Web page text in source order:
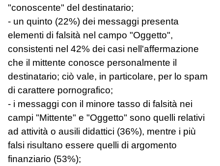
"conoscente" del destinatario;
- un quinto (22%) dei messaggi presenta
elementi di falsità nel campo "Oggetto",
consistenti nel 42% dei casi nell'affermazione
che il mittente conosce personalmente il
destinatario; ciò vale, in particolare, per lo spam
di carattere pornografico;
- i messaggi con il minore tasso di falsità nei
campi "Mittente" e "Oggetto" sono quelli relativi
ad attività o ausili didattici (36%), mentre i più
falsi risultano essere quelli di argomento
finanziario (53%);